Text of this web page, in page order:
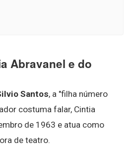
Abravanel e do
Santos, a "filha número
costuma falar, Cintia
de 1963 e atua como
de teatro.